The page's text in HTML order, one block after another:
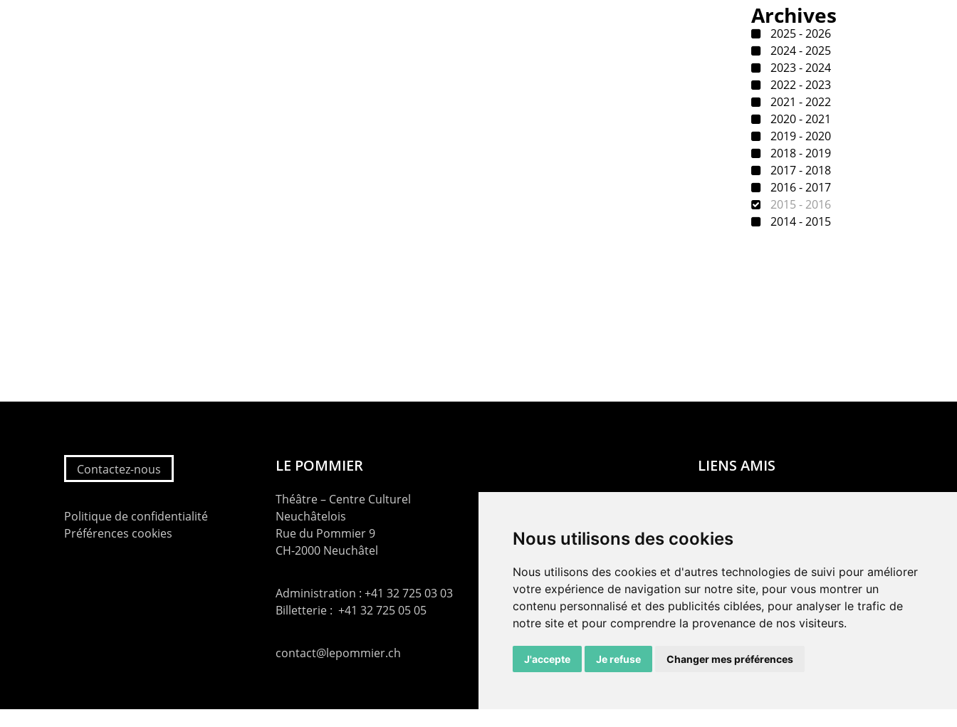
Nous utilisons des cookies
Nous utilisons des cookies et d'autres technologies de suivi pour améliorer
votre expérience de navigation sur notre site, pour vous montrer un
contenu personnalisé et des publicités ciblées, pour analyser le trafic de
notre site et pour comprendre la provenance de nos visiteurs.
J'accepte Je refuse Changer mes préférences
Archives
2025 - 2026
2024 - 2025
2023 - 2024
2022 - 2023
2021 - 2022
2020 - 2021
2019 - 2020
2018 - 2019
2017 - 2018
2016 - 2017
2015 - 2016
2014 - 2015
Contactez-nous
Politique de confidentialité
Préférences cookies
LE POMMIER
Théâtre – Centre Culturel
Neuchâtelois
Rue du Pommier 9
CH-2000 Neuchâtel
Administration : +41 32 725 03 03
Billetterie : +41 32 725 05 05
contact@lepommier.ch
LIENS AMIS